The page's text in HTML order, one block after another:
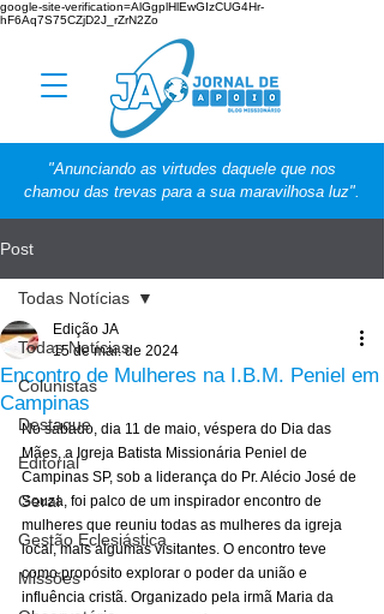
google-site-verification=AlGgplHlEwGIzCUG4Hr-
hF6Aq7S75CZjD2J_rZrN2Zo
"Anunciando as virtudes daquele que nos
chamou das trevas para a sua maravilhosa luz".
Post
Todas Notícias
Colunistas
Destaque
Editorial
Geral
Gestão Eclesiástica
Missões
Todas Notícias
Encontro de Mulheres na I.B.M. Peniel em
Campinas
Edição JA
15 de mai. de 2024
No sábado, dia 11 de maio, véspera do Dia das
Mães, a Igreja Batista Missionária Peniel de
Campinas SP, sob a liderança do Pr. Alécio José de
Souza, foi palco de um inspirador encontro de
mulheres que reuniu todas as mulheres da igreja
local, mais algumas visitantes. O encontro teve
como propósito explorar o poder da união e
influência cristã. Organizado pela irmã Maria da